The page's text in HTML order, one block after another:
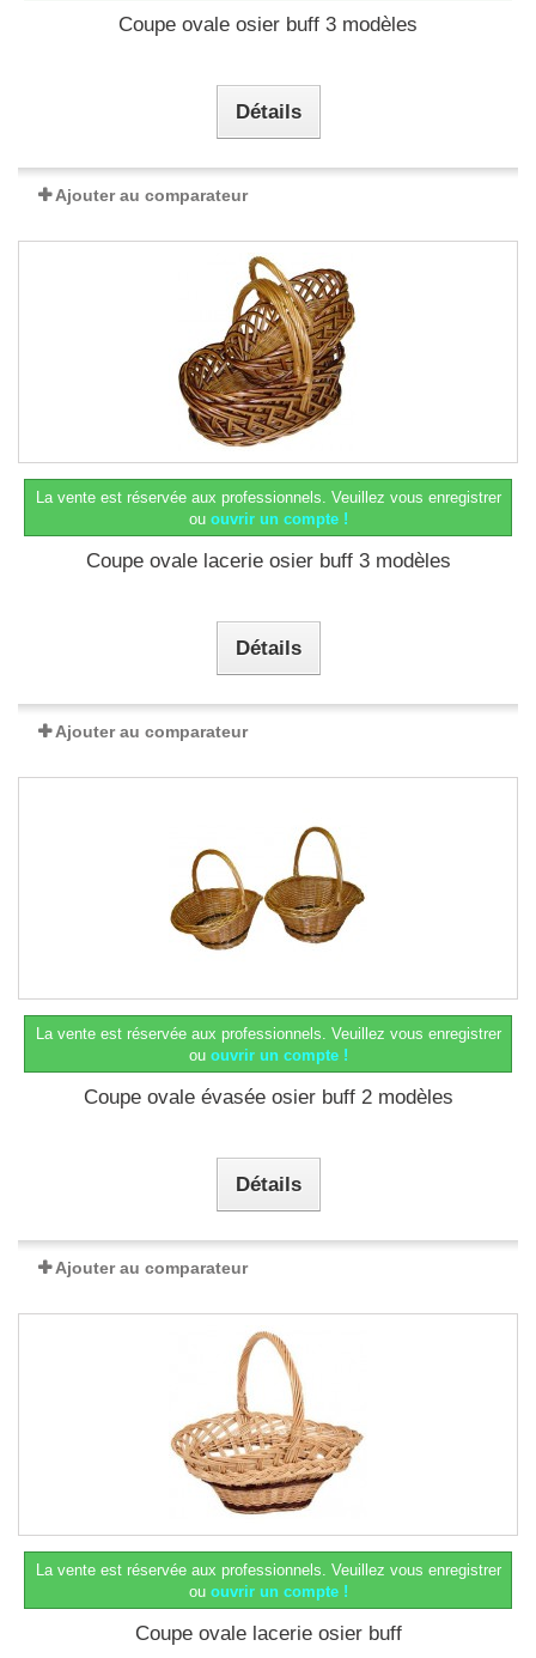
Coupe ovale osier buff 3 modèles
Détails
Ajouter au comparateur
La vente est réservée aux professionnels. Veuillez vous enregistrer
ou ouvrir un compte !
Coupe ovale lacerie osier buff 3 modèles
Détails
Ajouter au comparateur
La vente est réservée aux professionnels. Veuillez vous enregistrer
ou ouvrir un compte !
Coupe ovale évasée osier buff 2 modèles
Détails
Ajouter au comparateur
La vente est réservée aux professionnels. Veuillez vous enregistrer
ou ouvrir un compte !
Coupe ovale lacerie osier buff